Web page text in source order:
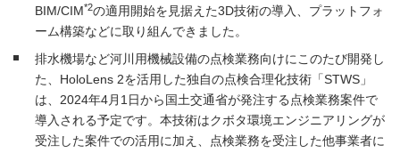
BIM/CIM*2の適用開始を見据えた3D技術の導入、プラットフォ
ーム構築などに取り組んできました。
排水機場など河川用機械設備の点検業務向けにこのたび開発し
た、HoloLens 2を活用した独自の点検合理化技術「STWS」
は、2024年4月1日から国土交通省が発注する点検業務案件で
導入される予定です。本技術はクボタ環境エンジニアリングが
受注した案件での活用に加え、点検業務を受注した他事業者に